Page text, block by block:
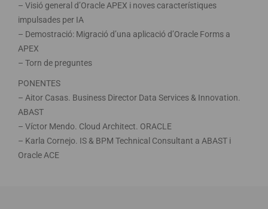
– Visió general d’Oracle APEX i noves característiques
impulsades per IA
– Demostració: Migració d’una aplicació d’Oracle Forms a
APEX
– Torn de preguntes
PONENTES
– Aitor Casas. Business Director Data Services & Innovation.
ABAST
– Víctor Mendo. Cloud Architect. ORACLE
– Karla Cornejo. IS & BPM Technical Consultant a ABAST i
Oracle ACE